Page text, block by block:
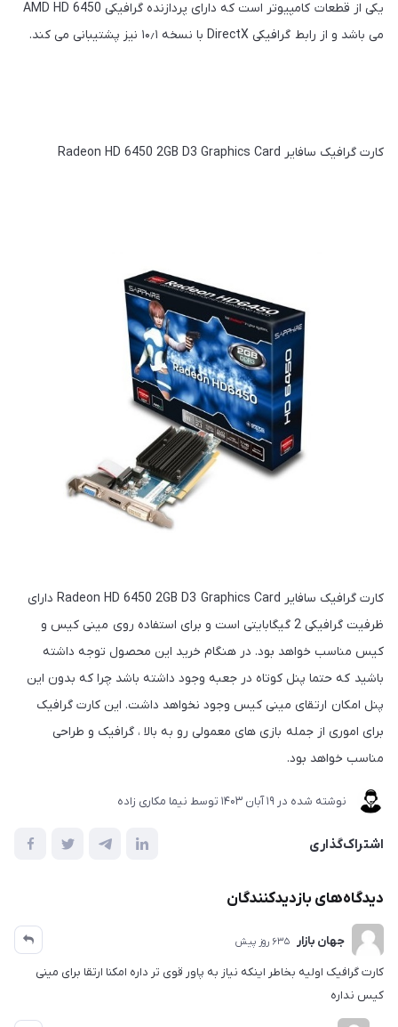
یکی از قطعات کامپیوتر است که دارای پردازنده گرافیکی AMD HD 6450
می باشد و از رابط گرافیکی DirectX با نسخه ۱۰٫۱ نیز پشتیبانی می کند.
کارت گرافیک سافایر Radeon HD 6450 2GB D3 Graphics Card
کارت گرافیک سافایر Radeon HD 6450 2GB D3 Graphics Card دارای
ظرفیت گرافیکی 2 گیگابایتی است و برای استفاده روی مینی کیس و
کیس مناسب خواهد بود. در هنگام خرید این محصول توجه داشته
باشید که حتما پنل کوتاه در جعبه وجود داشته باشد چرا که بدون این
پنل امکان ارتقای مینی کیس وجود نخواهد داشت. این کارت گرافیک
برای اموری از جمله بازی های معمولی رو به بالا ، گرافیک و طراحی
مناسب خواهد بود.
نوشته شده در 19 آبان 1403 توسط نیما مکاری زاده
اشتراک‌گذاری
دیدگاه‌های بازدیدکنندگان
جهان بازار 635 روز پیش
کارت گرافیک اولیه بخاطر اینکه نیاز به پاور قوی تر داره امکنا ارتقا برای مینی
کیس نداره